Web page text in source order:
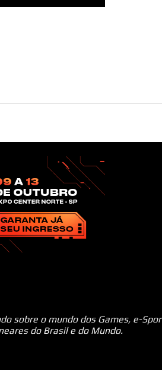
sobre o mundo dos Games, e-
do Brasil e do Mundo.